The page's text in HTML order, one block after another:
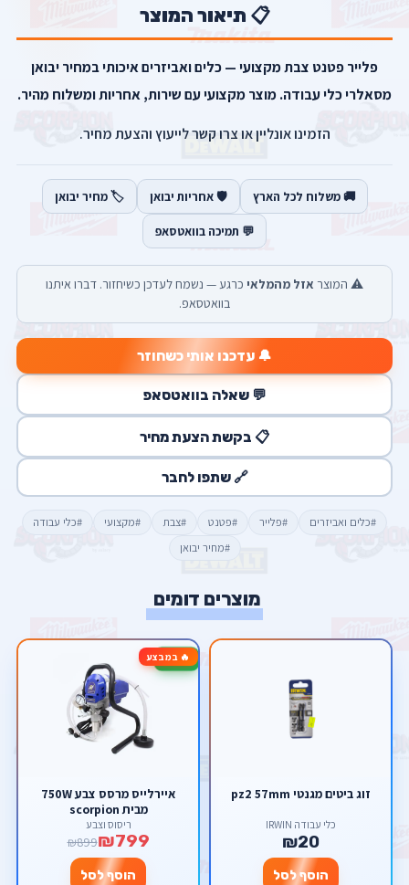
📋 תיאור המוצר
פלייר פטנט צבת מקצועי — כלים ואביזרים איכותי במחיר יבואן
מסאלרי כלי עבודה. מוצר מקצועי עם שירות, אחריות ומשלוח מהיר.
הזמינו אונליין או צרו קשר לייעוץ והצעת מחיר.
🚚 משלוח לכל הארץ 🛡️ אחריות יבואן 🏷️ מחיר יבואן
💬 תמיכה בוואטסאפ
⚠️ המוצר אזל מהמלאי כרגע — נשמח לעדכן כשיחזור. דברו איתנו
בוואטסאפ.
🔔 עדכנו אותי כשחוזר
💬 שאלה בוואטסאפ
📋 בקשת הצעת מחיר
🔗 שתפו לחבר
#כלים ואביזרים #פלייר #פטנט #צבת #מקצועי
#כלי עבודה
#מחיר יבואן
מוצרים דומים
זוג ביטים מגנטי pz2 57mm
כלי עבודה IRWIN
₪20
הוסף לסל
🔥 במבצע-11%
איירלייס מרסס צבע 750W
מבית scorpion
ריסוס וצבע
₪799
₪899
הוסף לסל